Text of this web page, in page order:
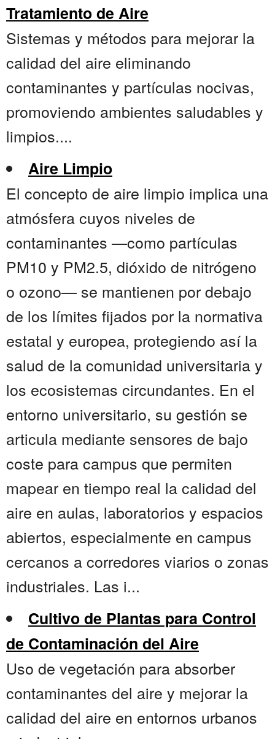
Tratamiento de Aire
Sistemas y métodos para mejorar la
calidad del aire eliminando
contaminantes y partículas nocivas,
promoviendo ambientes saludables y
limpios....
Aire Limpio
El concepto de aire limpio implica una
atmósfera cuyos niveles de
contaminantes —como partículas
PM10 y PM2.5, dióxido de nitrógeno
o ozono— se mantienen por debajo
de los límites fijados por la normativa
estatal y europea, protegiendo así la
salud de la comunidad universitaria y
los ecosistemas circundantes. En el
entorno universitario, su gestión se
articula mediante sensores de bajo
coste para campus que permiten
mapear en tiempo real la calidad del
aire en aulas, laboratorios y espacios
abiertos, especialmente en campus
cercanos a corredores viarios o zonas
industriales. Las i...
Cultivo de Plantas para Control
de Contaminación del Aire
Uso de vegetación para absorber
contaminantes del aire y mejorar la
calidad del aire en entornos urbanos